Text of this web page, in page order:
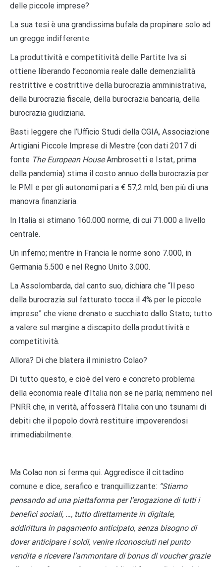
delle piccole imprese?
La sua tesi è una grandissima bufala da propinare solo ad
un gregge indifferente.
La produttività e competitività delle Partite Iva si
ottiene liberando l’economia reale dalle demenzialità
restrittive e costrittive della burocrazia amministrativa,
della burocrazia fiscale, della burocrazia bancaria, della
burocrazia giudiziaria.
Basti leggere che l’Ufficio Studi della CGIA, Associazione
Artigiani Piccole Imprese di Mestre (con dati 2017 di
fonte The European HouseAmbrosetti e Istat, prima
della pandemia) stima il costo annuo della burocrazia per
le PMI e per gli autonomi pari a € 57,2 mld, ben più di una
manovra finanziaria.
In Italia si stimano 160.000 norme, di cui 71.000 a livello
centrale.
Un inferno; mentre in Francia le norme sono 7.000, in
Germania 5.500 e nel Regno Unito 3.000.
La Assolombarda, dal canto suo, dichiara che “Il peso
della burocrazia sul fatturato tocca il 4% per le piccole
imprese” che viene drenato e succhiato dallo Stato; tutto
a valere sul margine a discapito della produttività e
competitività.
Allora? Di che blatera il ministro Colao?
Di tutto questo, e cioè del vero e concreto problema
della economia reale d’Italia non se ne parla; nemmeno nel
PNRR che, in verità, affosserà l’Italia con uno tsunami di
debiti che il popolo dovrà restituire impoverendosi
irrimediabilmente.
Ma Colao non si ferma qui. Aggredisce il cittadino
comune e dice, serafico e tranquillizzante: “Stiamo
pensando ad una piattaforma per l’erogazione di tutti i
benefici sociali, …, tutto direttamente in digitale,
addirittura in pagamento anticipato, senza bisogno di
dover anticipare i soldi, venire riconosciuti nel punto
vendita e ricevere l’ammontare di bonus di voucher grazie